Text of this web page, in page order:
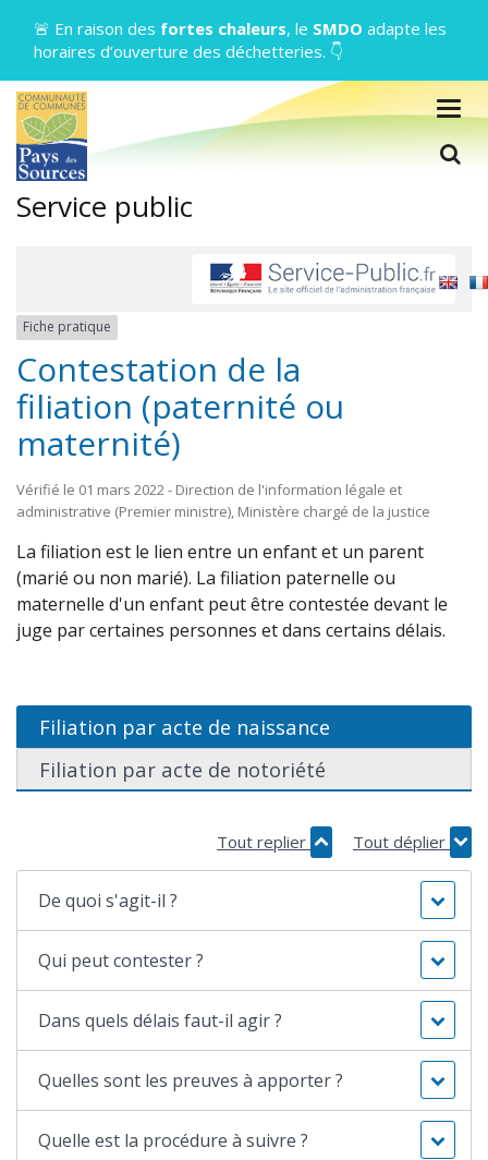
🚨 En raison des fortes chaleurs, le SMDO adapte les
horaires d’ouverture des déchetteries. 👇
Service public
Fiche pratique
Contestation de la
filiation (paternité ou
maternité)
Vérifié le 01 mars 2022 - Direction de l'information légale et
administrative (Premier ministre), Ministère chargé de la justice
La filiation est le lien entre un enfant et un parent
(marié ou non marié). La filiation paternelle ou
maternelle d'un enfant peut être contestée devant le
juge par certaines personnes et dans certains délais.
Filiation par acte de naissance
Filiation par acte de notoriété
Tout replier Tout déplier
De quoi s'agit-il ?
Qui peut contester ?
Dans quels délais faut-il agir ?
Quelles sont les preuves à apporter ?
Quelle est la procédure à suivre ?